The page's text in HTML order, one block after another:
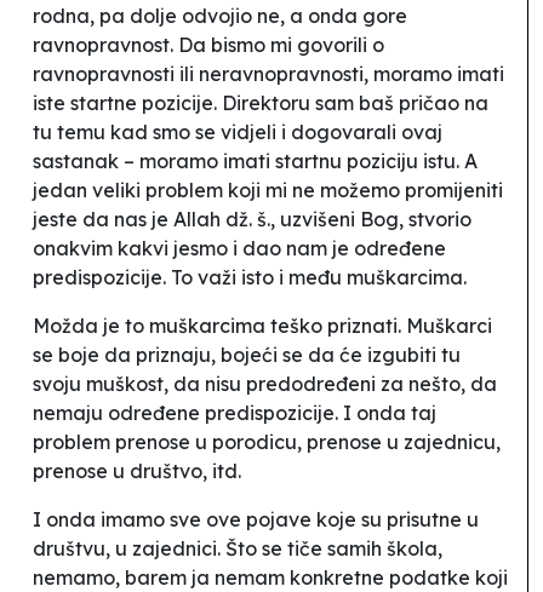
rodna, pa dolje odvojio ne, a onda gore
ravnopravnost. Da bismo mi govorili o
ravnopravnosti ili neravnopravnosti, moramo imati
iste startne pozicije. Direktoru sam baš pričao na
tu temu kad smo se vidjeli i dogovarali ovaj
sastanak – moramo imati startnu poziciju istu. A
jedan veliki problem koji mi ne možemo promijeniti
jeste da nas je Allah dž. š., uzvišeni Bog, stvorio
onakvim kakvi jesmo i dao nam je određene
predispozicije. To važi isto i među muškarcima.
Možda je to muškarcima teško priznati. Muškarci
se boje da priznaju, bojeći se da će izgubiti tu
svoju muškost, da nisu predodređeni za nešto, da
nemaju određene predispozicije. I onda taj
problem prenose u porodicu, prenose u zajednicu,
prenose u društvo, itd.
I onda imamo sve ove pojave koje su prisutne u
društvu, u zajednici. Što se tiče samih škola,
nemamo, barem ja nemam konkretne podatke koji